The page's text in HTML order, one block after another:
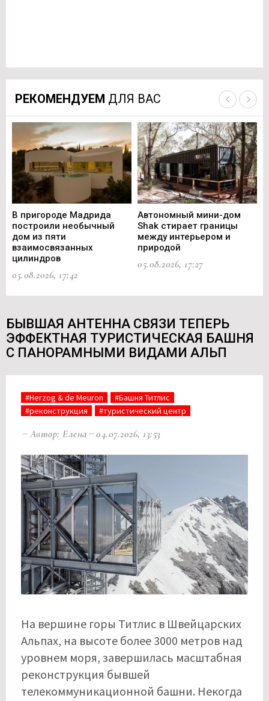
РЕКОМЕНДУЕМ ДЛЯ ВАС
В пригороде Мадрида
построили необычный
дом из пяти
взаимосвязанных
цилиндров
05.08.2026, 17:42
Автономный мини-дом
Shak стирает границы
между интерьером и
природой
05.08.2026, 17:27
БЫВШАЯ АНТЕННА СВЯЗИ ТЕПЕРЬ
ЭФФЕКТНАЯ ТУРИСТИЧЕСКАЯ БАШНЯ
С ПАНОРАМНЫМИ ВИДАМИ АЛЬП
#Herzog & de Meuron
#Башня Титлис
#реконструкция
#туристический центр
Автор: Елена 04.07.2026, 13:53
На вершине горы Титлис в Швейцарских
Альпах, на высоте более 3000 метров над
уровнем моря, завершилась масштабная
реконструкция бывшей
телекоммуникационной башни. Некогда